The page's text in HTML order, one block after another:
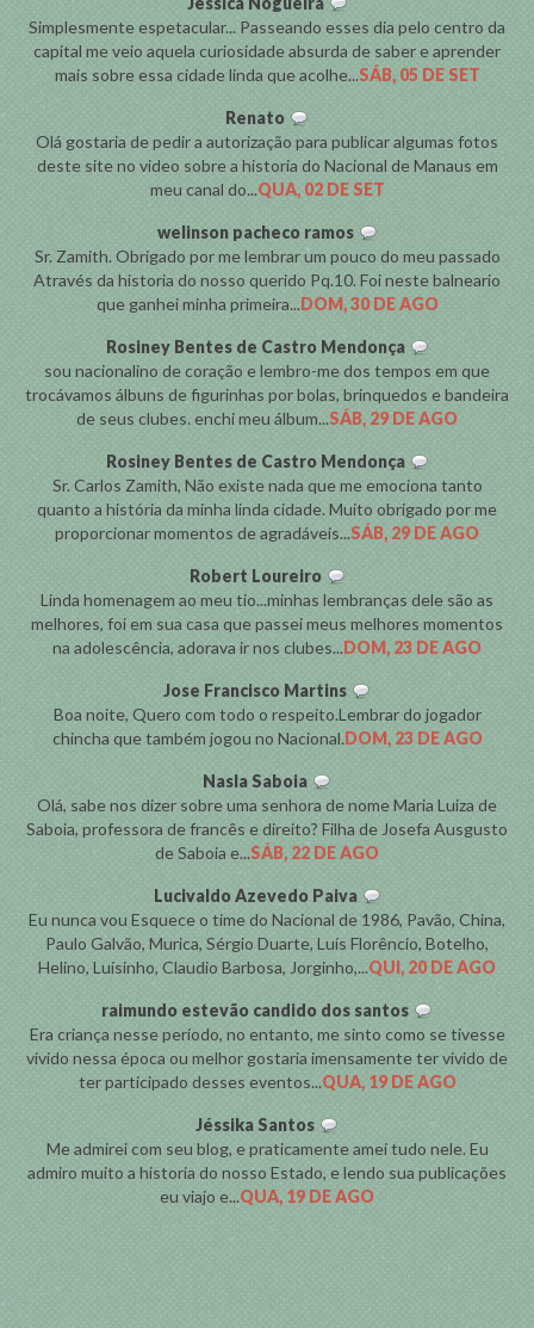
Simplesmente espetacular... Passeando esses dia pelo centro da
capital me veio aquela curiosidade absurda de saber e aprender
mais sobre essa cidade linda que acolhe...SÁB, 05 DE SET
Renato
Olá gostaria de pedir a autorização para publicar algumas fotos
deste site no video sobre a historia do Nacional de Manaus em
meu canal do...QUA, 02 DE SET
welinson pacheco ramos
Sr. Zamith. Obrigado por me lembrar um pouco do meu passado
Através da historia do nosso querido Pq.10. Foi neste balneario
que ganhei minha primeira...DOM, 30 DE AGO
Rosiney Bentes de Castro Mendonça
sou nacionalino de coração e lembro-me dos tempos em que
trocávamos álbuns de figurinhas por bolas, brinquedos e bandeira
de seus clubes. enchi meu álbum...SÁB, 29 DE AGO
Rosiney Bentes de Castro Mendonça
Sr. Carlos Zamith, Não existe nada que me emociona tanto
quanto a história da minha linda cidade. Muito obrigado por me
proporcionar momentos de agradáveis...SÁB, 29 DE AGO
Robert Loureiro
Linda homenagem ao meu tio...minhas lembranças dele são as
melhores, foi em sua casa que passei meus melhores momentos
na adolescência, adorava ir nos clubes...DOM, 23 DE AGO
Jose Francisco Martins
Boa noite, Quero com todo o respeito.Lembrar do jogador
chincha que também jogou no Nacional.DOM, 23 DE AGO
Nasla Saboia
Olá, sabe nos dizer sobre uma senhora de nome Maria Luiza de
Saboia, professora de francês e direito? Filha de Josefa Ausgusto
de Saboia e...SÁB, 22 DE AGO
Lucivaldo Azevedo Paiva
Eu nunca vou Esquece o time do Nacional de 1986, Pavão, China,
Paulo Galvão, Murica, Sérgio Duarte, Luís Florêncio, Botelho,
Helino, Luísinho, Claudio Barbosa, Jorginho,...QUI, 20 DE AGO
raimundo estevão candido dos santos
Era criança nesse período, no entanto, me sinto como se tivesse
vivido nessa época ou melhor gostaria imensamente ter vivido de
ter participado desses eventos...QUA, 19 DE AGO
Jéssika Santos
Me admirei com seu blog, e praticamente amei tudo nele. Eu
admiro muito a historia do nosso Estado, e lendo sua publicações
eu viajo e...QUA, 19 DE AGO